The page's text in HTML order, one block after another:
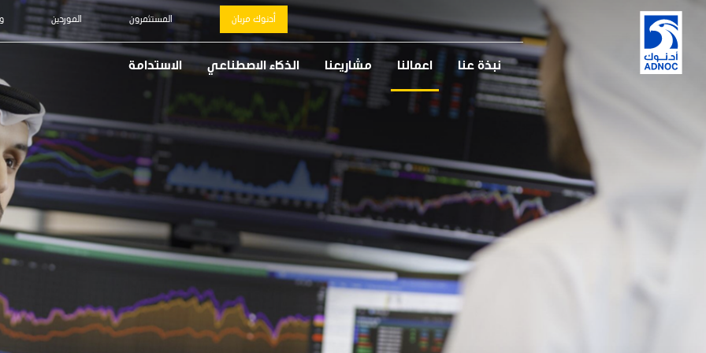
أدنوك مربان المستثمرون الموردين
نبذة عنا اعمالنا مشاريعنا الذكاء الاصطناعي الاستدامة